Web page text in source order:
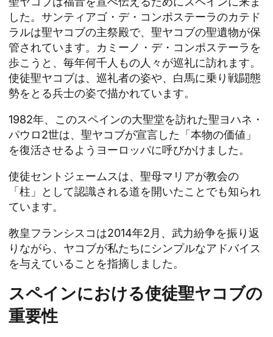
した。サンティアゴ・デ・コンポステーラのカテド
ラルは聖ヤコブの主祭殿で、聖ヤコブの聖遺物が保
管されています。カミーノ・デ・コンポステーラを
歩こうと、毎年何千人もの人々が巡礼に訪れます。
使徒聖ヤコブは、巡礼者の姿や、白馬に乗り戦闘態
勢をとる兵士の姿で描かれています。
1982年、このスペインの大聖堂を訪れた聖ヨハネ・
パウロ2世は、聖ヤコブが宣言した「本物の価値」
を復活させるようヨーロッパに呼びかけました。
使徒セントジェームスは、聖母マリアが教会の
「柱」として認識される道を開いたことでも知られ
ています。
教皇フランシスコは2014年2月、武力紛争を振り返
りながら、ヤコブが私たちにシンプルなアドバイス
を与えていることを指摘しました。
スペインにおける使徒聖ヤコブの
重要性